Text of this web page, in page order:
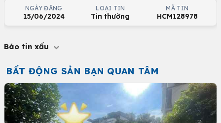
NGÀY ĐĂNG
15/06/2024
LOẠI TIN
Tin thường
MÃ TIN
HCM128978
Báo tin xấu
BẤT ĐỘNG SẢN BẠN QUAN TÂM